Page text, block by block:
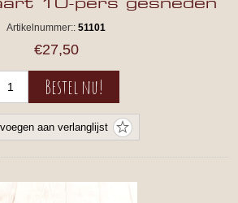
10-pers gesneden
Artikelnummer:: 51101
€27,50